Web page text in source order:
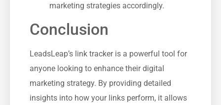
marketing strategies accordingly.
Conclusion
LeadsLeap’s link tracker is ⁢a powerful tool for
anyone looking to enhance their digital
marketing strategy. By ​providing ‍detailed
insights into how your links perform, it allows